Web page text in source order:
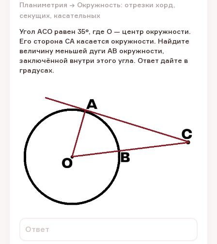
Планиметрия → Окружность: отрезки хорд,
секущих, касательных
Угол ACO равен 35°, где O — центр окружности.
Его сторона CA касается окружности. Найдите
величину меньшей дуги AB окружности,
заключённой внутри этого угла. Ответ дайте в
градусах.
Ответ